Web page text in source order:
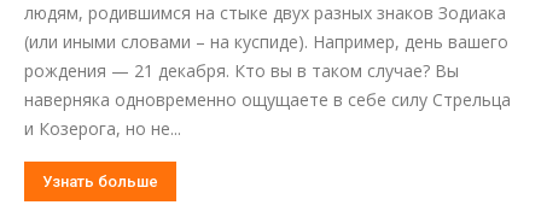
людям, родившимся на стыке двух разных знаков Зодиака
(или иными словами – на куспиде). Например, день вашего
рождения — 21 декабря. Кто вы в таком случае? Вы
наверняка одновременно ощущаете в себе силу Стрельца
и Козерога, но не...
Узнать больше